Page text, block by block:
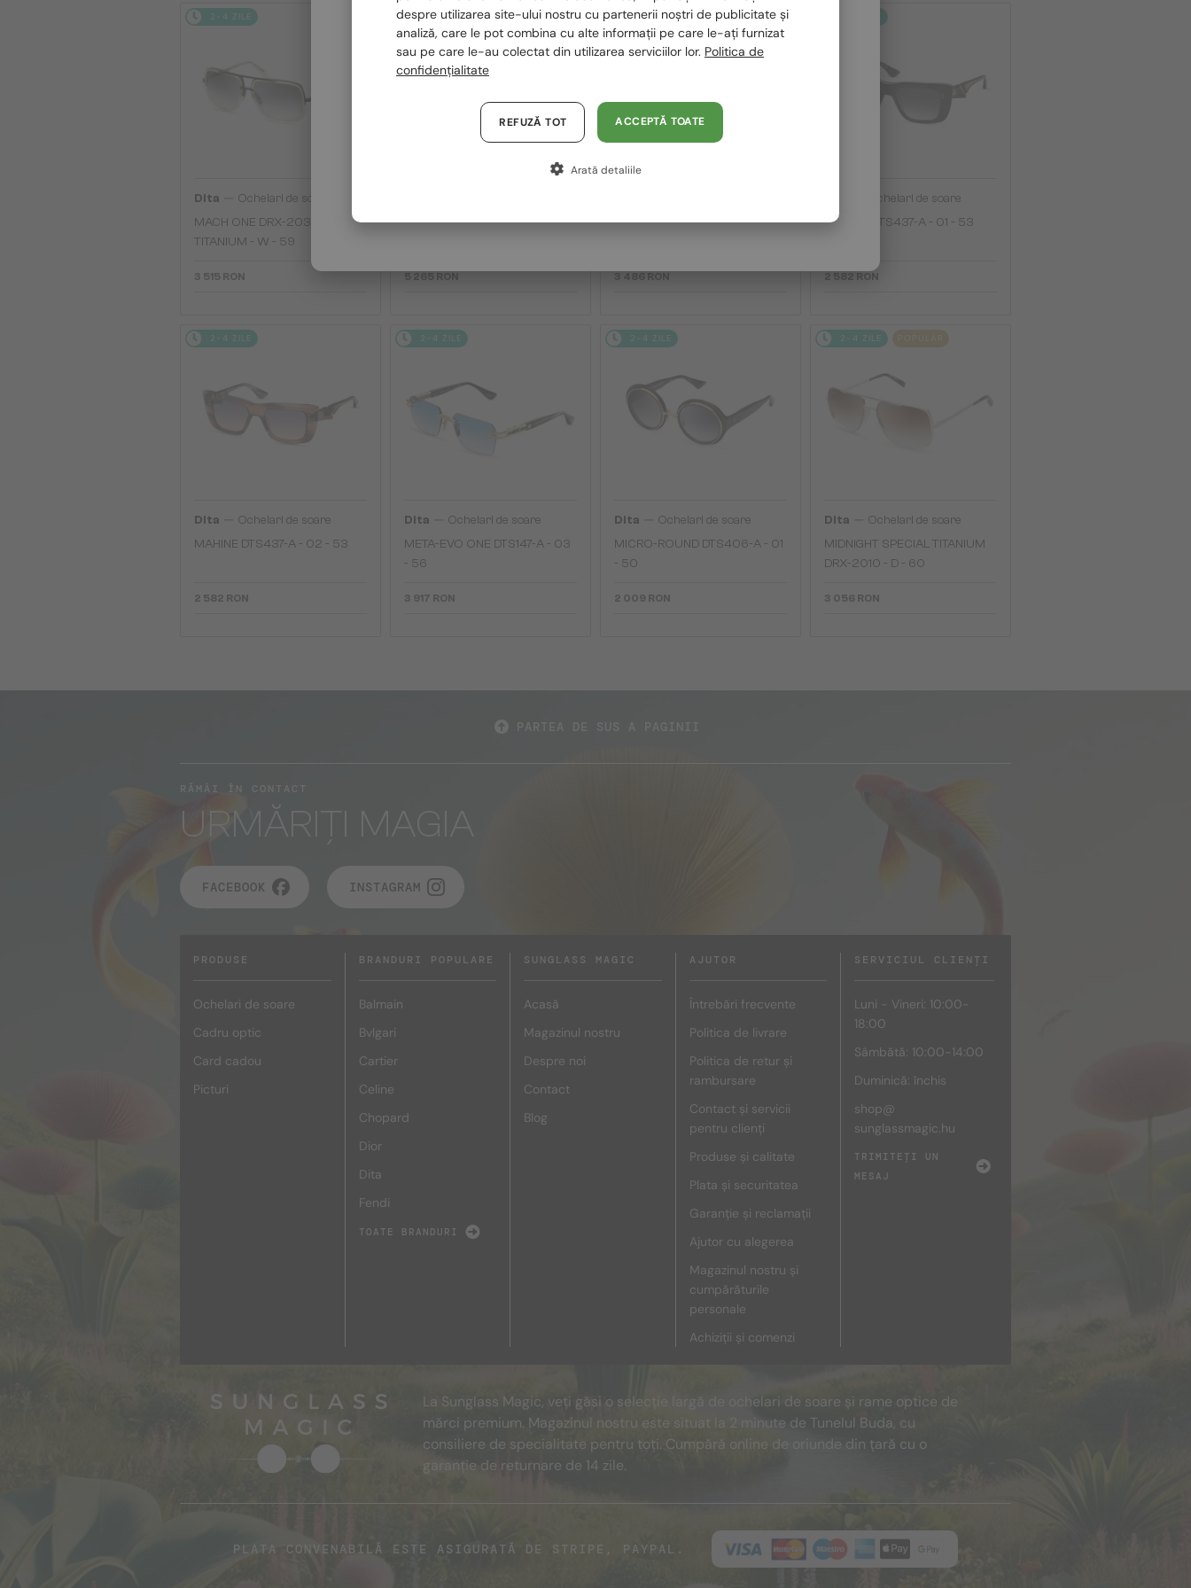
2-4 ZILE
Dita
Ochelari de soare
MACH ONE DRX-2030
TITANIUM - W - 59
3 515 RON
2-4 ZILE
MACH SIX//TITANIUM DTS121 -
5 265 RON
2-4 ZILE
MACH-S DTS412-A - 04 - 55
3 486 RON
Ochelari de soare
MAHINE DTS437-A - 01 - 53
2 582 RON
2-4 ZILE
Dita
Ochelari de soare
MAHINE DTS437-A - 02 - 53
2 582 RON
2-4 ZILE
Dita
Ochelari de soare
META-EVO ONE DTS147-A - 03
- 56
3 917 RON
2-4 ZILE
Dita
Ochelari de soare
MICRO-ROUND DTS406-A - 01
- 50
2 009 RON
2-4 ZILE
Dita
Ochelari de soare
MIDNIGHT SPECIAL TITANIUM
DRX-2010 - D - 60
3 056 RON
RĂMÂI ÎN CONTACT
URMĂRIȚI MAGIA
FACEBOOK INSTAGRAM
PRODUSE
Ochelari de soare
Cadru optic
Card cadou
Picturi
BRANDURI POPULARE
Balmain
Bvlgari
Cartier
Celine
Chopard
Dior
Dita
Fendi
TOATE BRANDURI
SUNGLASS MAGIC
Acasă
Magazinul nostru
Despre noi
Contact
Blog
AJUTOR
Întrebări frecvente
Politica de livrare
Politica de retur și
rambursare
Contact și servicii
pentru clienți
Produse și calitate
Plata și securitatea
Garanție și reclamații
Ajutor cu alegerea
Magazinul nostru și
cumpărăturile
personale
Achiziții și comenzi
SERVICIUL CLIENȚI
Luni - Vineri: 10:00-
18:00
Sâmbătă: 10:00-14:00
Duminică: închis
shop@
sunglassmagic.hu
TRIMITEȚI UN
MESAJ
La Sunglass Magic, veți găsi o selecție largă de ochelari de soare și rame optice de
mărci premium. Magazinul nostru este situat la 2 minute de Tunelul Buda, cu
consiliere de specialitate pentru toți. Cumpără online de oriunde din țară cu o
garanție de returnare de 14 zile.
PLATA CONVENABILĂ ESTE ASIGURATĂ DE STRIPE, PAYPAL.
Polska / PL
Magyarország / HU
Austria / AT
despre utilizarea site-ului nostru cu partenerii noștri de publicitate și
analiză, care le pot combina cu alte informații pe care le-ați furnizat
sau pe care le-au colectat din utilizarea serviciilor lor. Politica de
confidențialitate
ACCEPTĂ TOATE
REFUZĂ TOT
Arată detaliile